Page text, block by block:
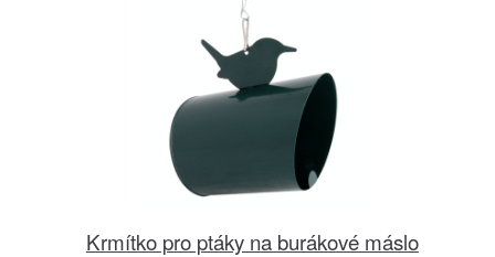
Krmítko pro ptáky na burákové máslo